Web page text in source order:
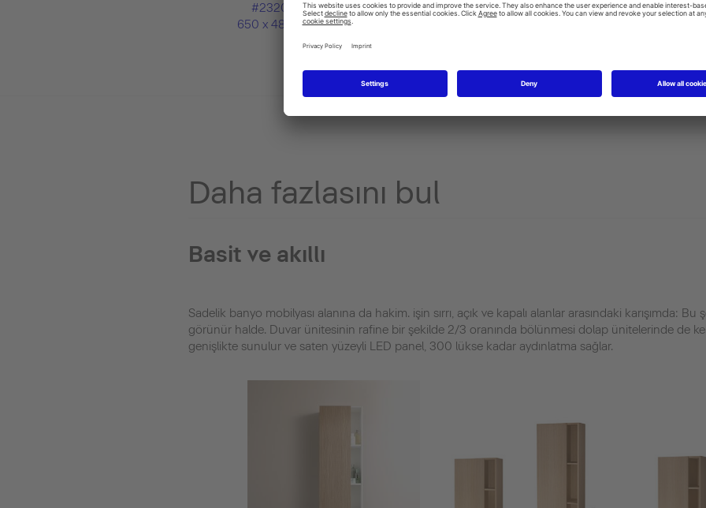
#232065
650 x 480 mm
Daha fazlasını bul
Basit ve akıllı
Sadelik banyo mobilyası alanına da hakim. işin sırrı, açık ve kapalı alanlar arasındaki karışımda:
görünür halde. Duvar ünitesinin rafine bir şekilde 2/3 oranında bölünmesi dolap ünitelerinde de
genişlikte sunulur ve saten yüzeyli LED panel, 300 lükse kadar aydınlatma sağlar.